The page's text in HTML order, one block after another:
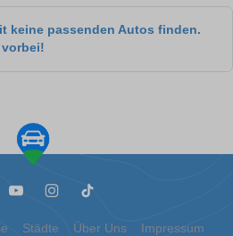
keine passenden Autos finden.
vorbei!
Städte Über Uns Impressum